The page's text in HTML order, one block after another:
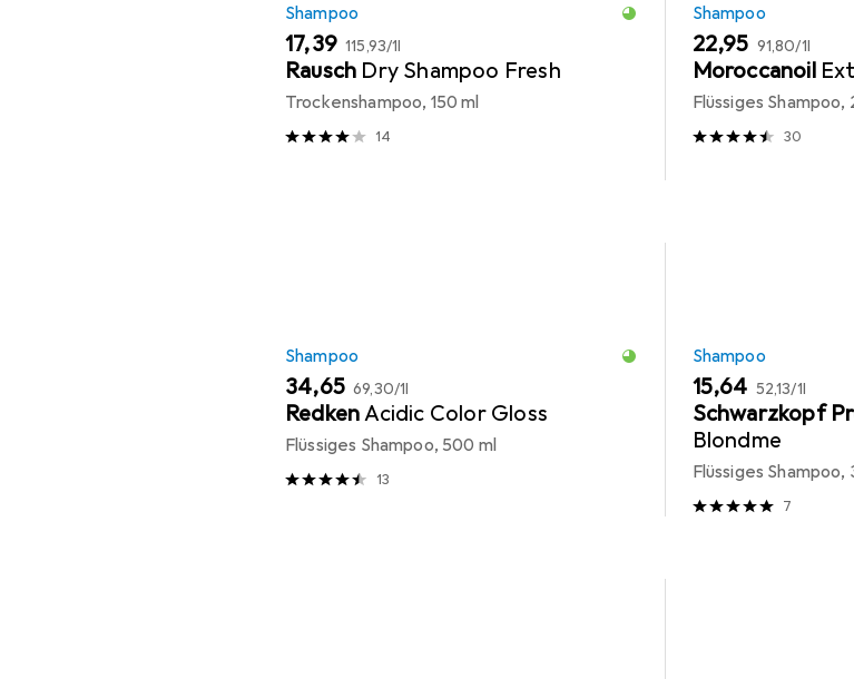
Shampoo
EUR
17,39 EUR
115,93/1l
Rausch Dry Shampoo Fresh
Trockenshampoo, 150 ml
14
Shampoo
EUR
22,95 EUR
91,80/1l
Moroccanoil
Flüssiges Shampoo,
30
Shampoo
EUR
34,65 EUR
69,30/1l
RedkenAcidic Color Gloss
Flüssiges Shampoo, 500 ml
13
Shampoo
EUR
15,64 EUR
52,13/1l
Schwarzkopf
Blondme
Flüssiges Shampoo,
7